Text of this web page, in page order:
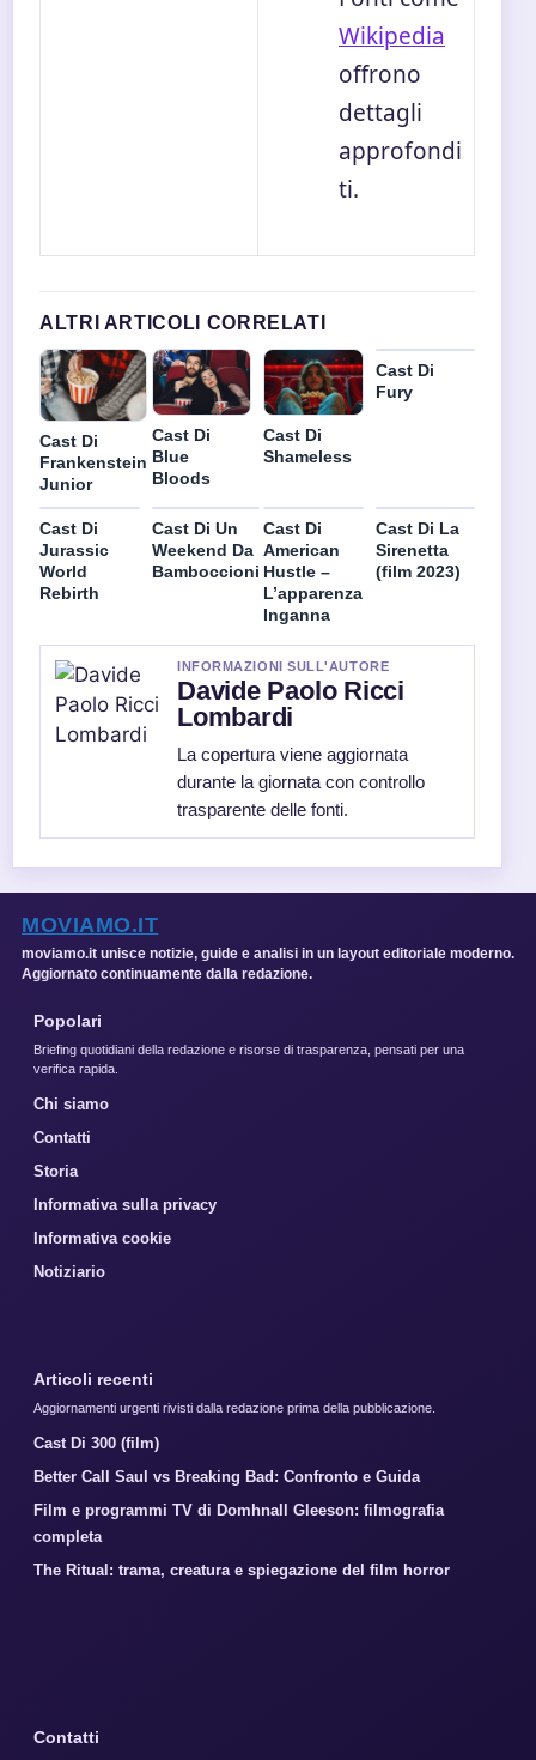
Wikipedia
offrono
dettagli
approfondi
ti.
ALTRI ARTICOLI CORRELATI
Cast Di
Frankenstein
Junior
Cast Di
Blue
Bloods
Cast Di
Shameless
Cast Di
Fury
Cast Di
Jurassic
World
Rebirth
Cast Di Un
Weekend Da
Bamboccioni
Cast Di
American
Hustle –
L’apparenza
Inganna
Cast Di La
Sirenetta
(film 2023)
INFORMAZIONI SULL'AUTORE
Davide Paolo Ricci
Lombardi
La copertura viene aggiornata
durante la giornata con controllo
trasparente delle fonti.
MOVIAMO.IT
moviamo.it unisce notizie, guide e analisi in un layout editoriale moderno.
Aggiornato continuamente dalla redazione.
Popolari
Briefing quotidiani della redazione e risorse di trasparenza, pensati per una
verifica rapida.
Chi siamo
Contatti
Storia
Informativa sulla privacy
Informativa cookie
Notiziario
Articoli recenti
Aggiornamenti urgenti rivisti dalla redazione prima della pubblicazione.
Cast Di 300 (film)
Better Call Saul vs Breaking Bad: Confronto e Guida
Film e programmi TV di Domhnall Gleeson: filmografia
completa
The Ritual: trama, creatura e spiegazione del film horror
Contatti